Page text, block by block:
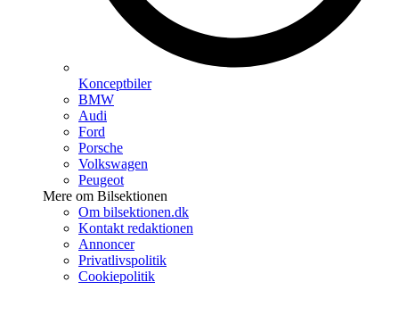
Konceptbiler
BMW
Audi
Ford
Porsche
Volkswagen
Peugeot
Mere om Bilsektionen
Om bilsektionen.dk
Kontakt redaktionen
Annoncer
Privatlivspolitik
Cookiepolitik